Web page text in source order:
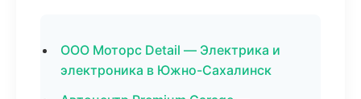
ООО Моторс Detail — Электрика и
электроника в Южно-Сахалинск